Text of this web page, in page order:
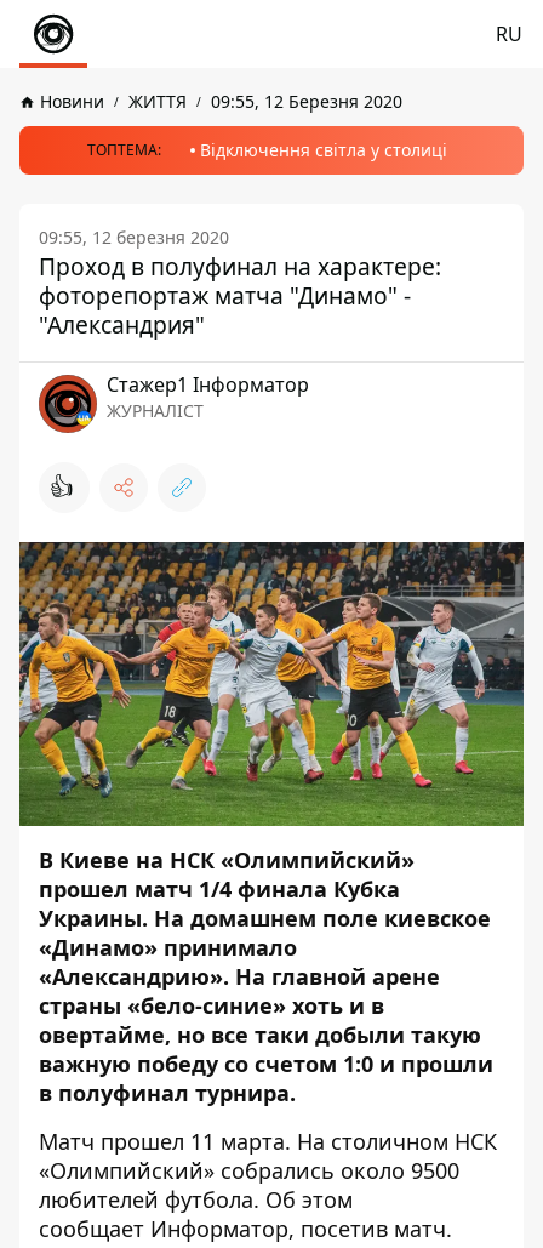
RU
Новини ЖИТТЯ 09:55, 12 Березня 2020
ТОПТЕМА: Відключення світла у столиці
09:55, 12 березня 2020
Проход в полуфинал на характере:
фоторепортаж матча "Динамо" -
"Александрия"
Стажер1 Інформатор
ЖУРНАЛІСТ
👍
В Киеве на НСК «Олимпийский»
прошел матч 1/4 финала Кубка
Украины. На домашнем поле киевское
«Динамо» принимало
«Александрию». На главной арене
страны «бело-синие» хоть и в
овертайме, но все таки добыли такую
важную победу со счетом 1:0 и прошли
в полуфинал турнира.
Матч прошел 11 марта. На столичном НСК
«Олимпийский» собрались около 9500
любителей футбола. Об этом
сообщает Информатор, посетив матч.